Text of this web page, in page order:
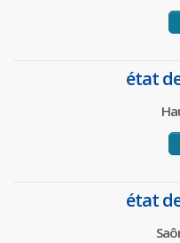
état
état